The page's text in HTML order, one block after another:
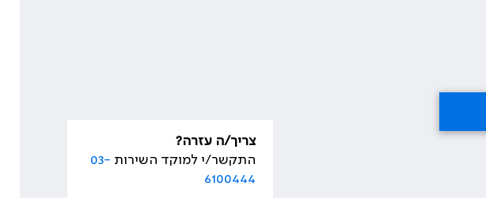
צריך/ה עזרה?
התקשר/י למוקד השירות 03-
6100444